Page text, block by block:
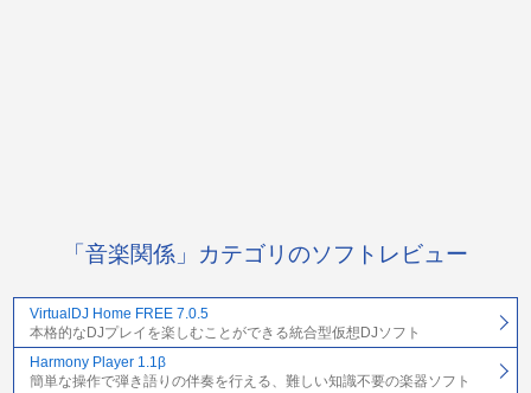
「音楽関係」カテゴリのソフトレビュー
VirtualDJ Home FREE 7.0.5
本格的なDJプレイを楽しむことができる統合型仮想DJソフト
Harmony Player 1.1β
簡単な操作で弾き語りの伴奏を行える、難しい知識不要の楽器ソフト